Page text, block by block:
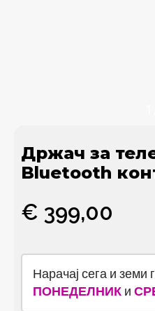
Држач за
Bluetooth
€ 399,00
Нарачај сега и земи
ПОНЕДЕЛНИК и